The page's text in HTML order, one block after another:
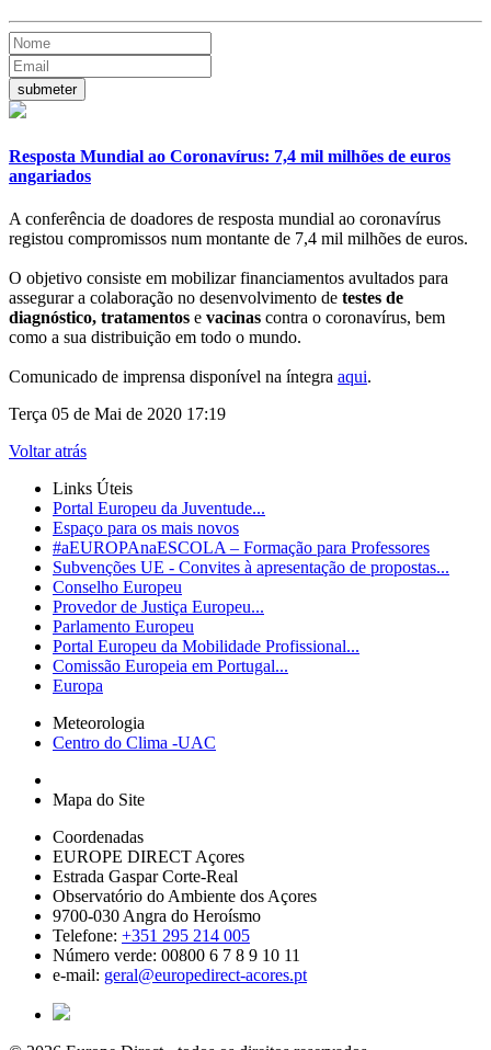
Resposta Mundial ao Coronavírus: 7,4 mil milhões de euros
angariados
A conferência de doadores de resposta mundial ao coronavírus
registou compromissos num montante de 7,4 mil milhões de euros.
O objetivo consiste em mobilizar financiamentos avultados para
assegurar a colaboração no desenvolvimento de testes de
diagnóstico, tratamentos e vacinas contra o coronavírus, bem
como a sua distribuição em todo o mundo.
Comunicado de imprensa disponível na íntegra aqui.
Terça 05 de Mai de 2020 17:19
Voltar atrás
Links Úteis
Portal Europeu da Juventude...
Espaço para os mais novos
#aEUROPAnaESCOLA – Formação para Professores
Subvenções UE - Convites à apresentação de propostas...
Conselho Europeu
Provedor de Justiça Europeu...
Parlamento Europeu
Portal Europeu da Mobilidade Profissional...
Comissão Europeia em Portugal...
Europa
Meteorologia
Centro do Clima -UAC
Mapa do Site
Coordenadas
EUROPE DIRECT Açores
Estrada Gaspar Corte-Real
Observatório do Ambiente dos Açores
9700-030 Angra do Heroísmo
Telefone: +351 295 214 005
Número verde: 00800 6 7 8 9 10 11
e-mail: geral@europedirect-acores.pt